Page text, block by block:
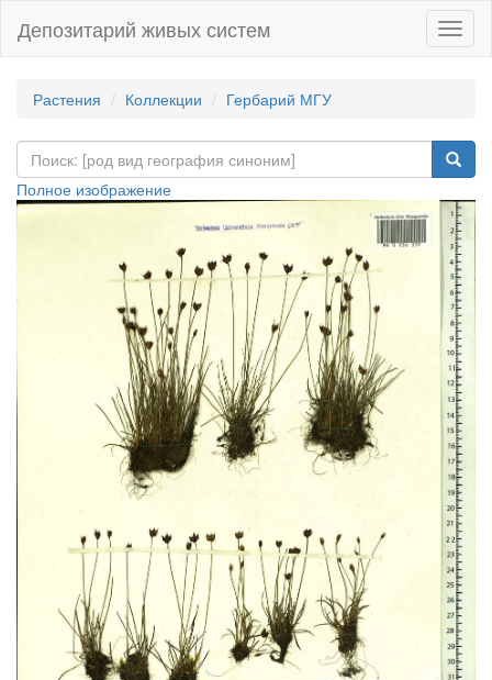
Депозитарий живых систем
Растения Коллекции Гербарий МГУ
Полное изображение